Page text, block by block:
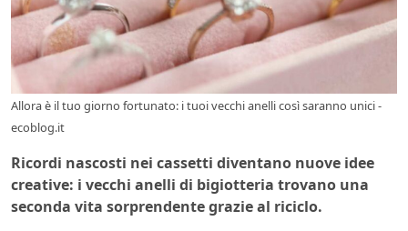
Allora è il tuo giorno fortunato: i tuoi vecchi anelli così saranno unici -
ecoblog.it
Ricordi nascosti nei cassetti diventano nuove idee
creative: i vecchi anelli di bigiotteria trovano una
seconda vita sorprendente grazie al riciclo.